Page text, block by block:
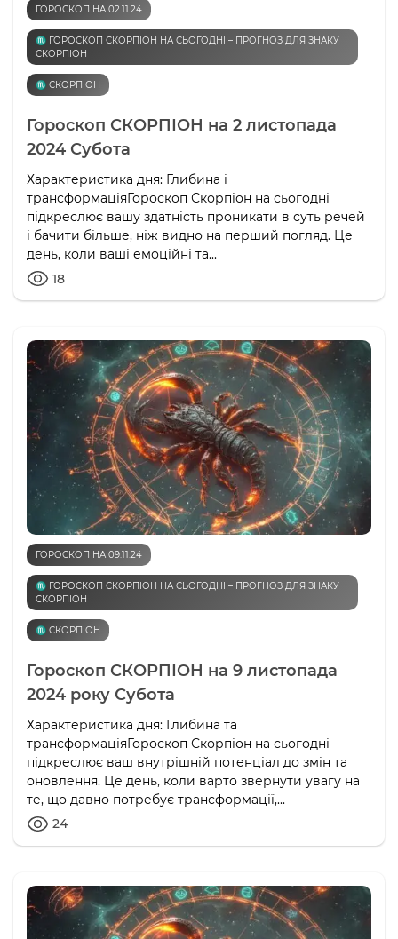
ГОРОСКОП НА 02.11.24
♏️ ГОРОСКОП СКОРПІОН НА СЬОГОДНІ – ПРОГНОЗ ДЛЯ ЗНАКУ
СКОРПІОН
♏️ СКОРПІОН
Гороскоп СКОРПІОН на 2 листопада
2024 Субота
Характеристика дня: Глибина і
трансформаціяГороскоп Скорпіон на сьогодні
підкреслює вашу здатність проникати в суть речей
і бачити більше, ніж видно на перший погляд. Це
день, коли ваші емоційні та...
18
ГОРОСКОП НА 09.11.24
♏️ ГОРОСКОП СКОРПІОН НА СЬОГОДНІ – ПРОГНОЗ ДЛЯ ЗНАКУ
СКОРПІОН
♏️ СКОРПІОН
Гороскоп СКОРПІОН на 9 листопада
2024 року Субота
Характеристика дня: Глибина та
трансформаціяГороскоп Скорпіон на сьогодні
підкреслює ваш внутрішній потенціал до змін та
оновлення. Це день, коли варто звернути увагу на
те, що давно потребує трансформації,...
24